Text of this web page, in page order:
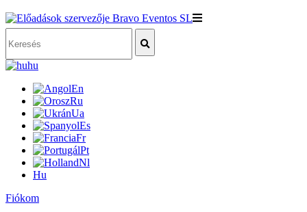
hu
En
Ru
Ua
Es
Fr
Pt
Nl
Hu
Fiókom